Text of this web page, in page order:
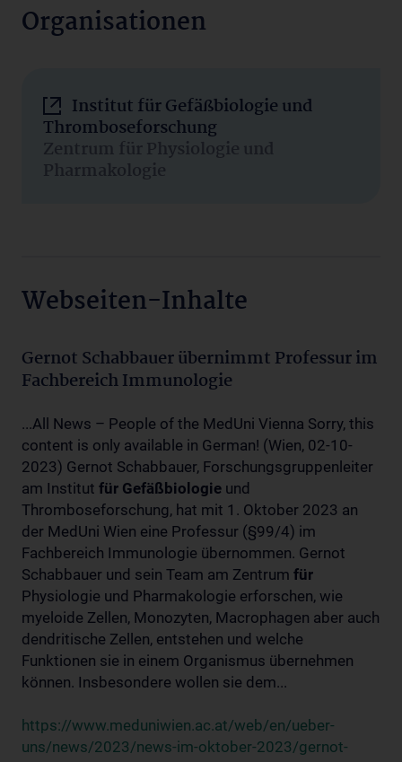
Organisationen
Institut für Gefäßbiologie und
Thromboseforschung
Zentrum für Physiologie und
Pharmakologie
Webseiten-Inhalte
Gernot Schabbauer übernimmt Professur im
Fachbereich Immunologie
...All News – People of the MedUni Vienna Sorry, this
content is only available in German! (Wien, 02-10-
2023) Gernot Schabbauer, Forschungsgruppenleiter
am Institut für Gefäßbiologie und
Thromboseforschung, hat mit 1. Oktober 2023 an
der MedUni Wien eine Professur (§99/4) im
Fachbereich Immunologie übernommen. Gernot
Schabbauer und sein Team am Zentrum für
Physiologie und Pharmakologie erforschen, wie
myeloide Zellen, Monozyten, Macrophagen aber auch
dendritische Zellen, entstehen und welche
Funktionen sie in einem Organismus übernehmen
können. Insbesondere wollen sie dem...
https://www.meduniwien.ac.at/web/en/ueber-
uns/news/2023/news-im-oktober-2023/gernot-